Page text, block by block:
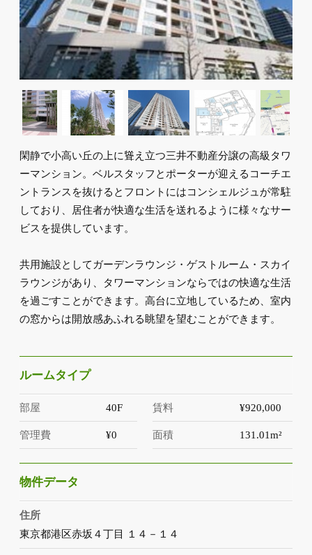
閑静で小高い丘の上に聳え立つ三井不動産分譲の高級タワ
ーマンション。ベルスタッフとポーターが迎えるコーチエ
ントランスを抜けるとフロントにはコンシェルジュが常駐
しており、居住者が快適な生活を送れるように様々なサー
ビスを提供しています。
共用施設としてガーデンラウンジ・ゲストルーム・スカイ
ラウンジがあり、タワーマンションならではの快適な生活
を過ごすことができます。高台に立地しているため、室内
の窓からは開放感あふれる眺望を望むことができます。
ルームタイプ
部屋 40F 賃料 ¥920,000
管理費 ¥0 面積 131.01m²
物件データ
住所
東京都港区赤坂４丁目 １４－１４